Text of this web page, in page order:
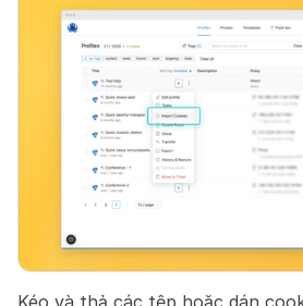
Kéo và thả các tệp hoặc dán